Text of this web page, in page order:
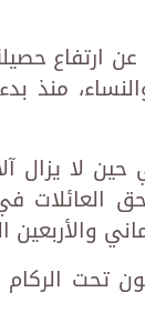
عن ارتفاع
والنساء،
بأن عدد الإصابات قد
تحت